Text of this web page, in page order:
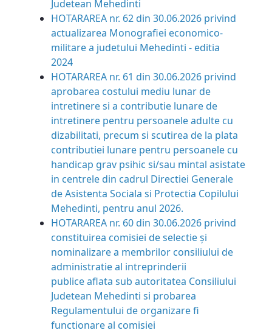
Judetean Mehedinti
HOTARAREA nr. 62 din 30.06.2026 privind
actualizarea Monografiei economico-
militare a judetului Mehedinti - editia
2024
HOTARAREA nr. 61 din 30.06.2026 privind
aprobarea costului mediu lunar de
intretinere si a contributie lunare de
intretinere pentru persoanele adulte cu
dizabilitati, precum si scutirea de la plata
contributiei lunare pentru persoanele cu
handicap grav psihic si/sau mintal asistate
in centrele din cadrul Directiei Generale
de Asistenta Sociala si Protectia Copilului
Mehedinti, pentru anul 2026.
HOTARAREA nr. 60 din 30.06.2026 privind
constituirea comisiei de selectie și
nominalizare a membrilor consiliului de
administratie al intreprinderii
publiceaflata sub autoritatea Consiliului
Judetean Mehedinti si probarea
Regulamentului de organizare fi
functionare al comisiei